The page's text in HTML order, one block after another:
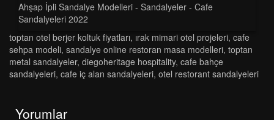
Ahşap İpli Sandalye Modelleri - Sandalyeler - Cafe
Sandalyeleri 2022
toptan otel berjer koltuk fiyatları, irak mimari otel projeleri, cafe
sehpa modeli, sandalye online restoran masa modelleri, toptan
metal sandalyeler, diegoheritage hospitality, cafe bahçe
sandalyeleri, cafe i̇ç alan sandalyeleri, otel restorant sandalyeleri
Yorumlar